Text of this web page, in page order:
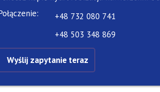
+48 732 080 741
+48 503 348 869
Wyślij zapytanie teraz